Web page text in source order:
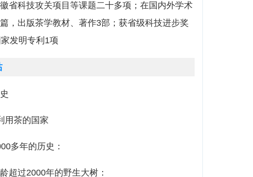
省科技攻关项目等课题二十多项；在国内外学术
，出版茶学教材、著作3部；获省级科技进步奖
发明专利1项
茶的国家
年的历史：
过2000年的野生大树：